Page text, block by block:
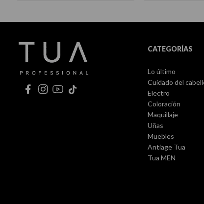
CATEGORÍAS
Lo último
Cuidado del
Electro
Coloración
Maquillaje
Uñas
Muebles
Antiage Tua
Tua MEN